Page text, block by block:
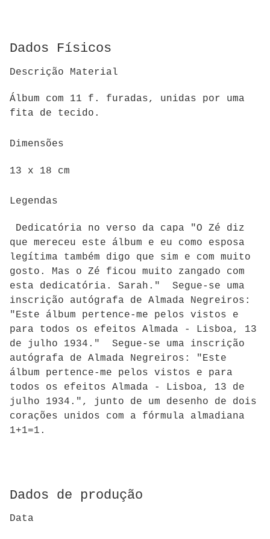
Dados Físicos
Descrição Material
Álbum com 11 f. furadas, unidas por uma
fita de tecido.
Dimensões
13 x 18 cm
Legendas
Dedicatória no verso da capa "O Zé diz
que mereceu este álbum e eu como esposa
legítima também digo que sim e com muito
gosto. Mas o Zé ficou muito zangado com
esta dedicatória. Sarah." Segue-se uma
inscrição autógrafa de Almada Negreiros:
"Este álbum pertence-me pelos vistos e
para todos os efeitos Almada - Lisboa, 13
de julho 1934." Segue-se uma inscrição
autógrafa de Almada Negreiros: "Este
álbum pertence-me pelos vistos e para
todos os efeitos Almada - Lisboa, 13 de
julho 1934.", junto de um desenho de dois
corações unidos com a fórmula almadiana
1+1=1.
Dados de produção
Data